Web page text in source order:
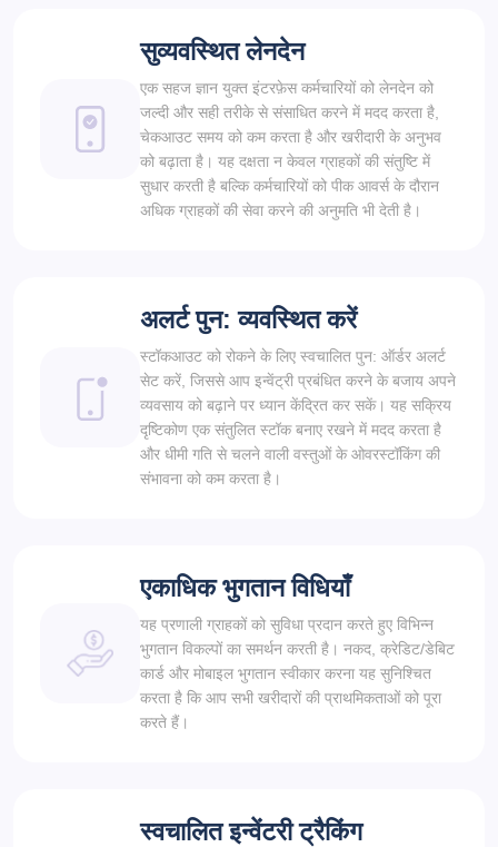
सुव्यवस्थित लेनदेन
एक सहज ज्ञान युक्त इंटरफ़ेस कर्मचारियों को लेनदेन को
जल्दी और सही तरीके से संसाधित करने में मदद करता है,
चेकआउट समय को कम करता है और खरीदारी के अनुभव
को बढ़ाता है। यह दक्षता न केवल ग्राहकों की संतुष्टि में
सुधार करती है बल्कि कर्मचारियों को पीक आवर्स के दौरान
अधिक ग्राहकों की सेवा करने की अनुमति भी देती है।
अलर्ट पुन: व्यवस्थित करें
स्टॉकआउट को रोकने के लिए स्वचालित पुन: ऑर्डर अलर्ट
सेट करें, जिससे आप इन्वेंट्री प्रबंधित करने के बजाय अपने
व्यवसाय को बढ़ाने पर ध्यान केंद्रित कर सकें। यह सक्रिय
दृष्टिकोण एक संतुलित स्टॉक बनाए रखने में मदद करता है
और धीमी गति से चलने वाली वस्तुओं के ओवरस्टॉकिंग की
संभावना को कम करता है।
एकाधिक भुगतान विधियाँ
यह प्रणाली ग्राहकों को सुविधा प्रदान करते हुए विभिन्न
भुगतान विकल्पों का समर्थन करती है। नकद, क्रेडिट/डेबिट
कार्ड और मोबाइल भुगतान स्वीकार करना यह सुनिश्चित
करता है कि आप सभी खरीदारों की प्राथमिकताओं को पूरा
करते हैं।
स्वचालित इन्वेंटरी ट्रैकिंग